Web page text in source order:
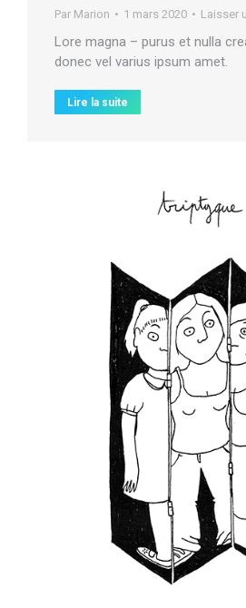
Par Marion 1 mars 2020 Laisser
Lore magna – purus et nulla
donec vel varius ipsum amet.
Lire la suite